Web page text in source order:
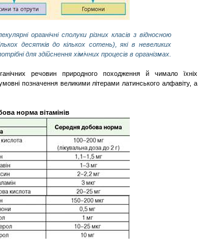
органічні сполуки різних класів з відносною
десятків до кількох сотень), які в невеликих
для здійснення хімічних процесівв організмах.
речовин природного походження й чимало їхніх
позначення великими літерами латинського алфавіту, а
норма вітамінів